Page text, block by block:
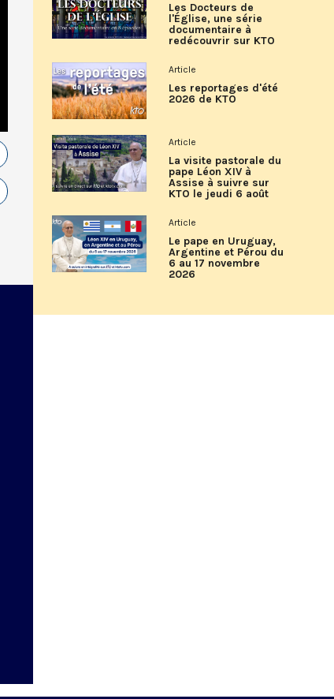
Les Docteurs de
l'Église, une série
documentaire à
redécouvrir sur KTO
Article
Les reportages d'été
2026 de KTO
Article
La visite pastorale du
pape Léon XIV à
Assise à suivre sur
KTO le jeudi 6 août
Article
Le pape en Uruguay,
Argentine et Pérou du
6 au 17 novembre
2026